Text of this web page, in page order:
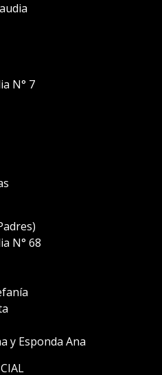
N° 7
N° 68
y Esponda Ana